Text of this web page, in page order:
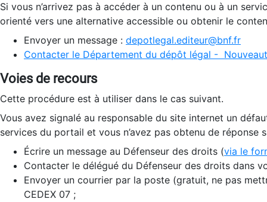
Si vous n’arrivez pas à accéder à un contenu ou à un
orienté vers une alternative accessible ou obtenir le
Envoyer un message : depotlegal.editeur@bnf.fr
Contacter le Département du dépôt légal -
Voies de recours
Cette procédure est à utiliser dans le cas suivant.
Vous avez signalé au responsable du site internet un
services du portail et vous n’avez pas obtenu de réponse
Écrire un message au Défenseur des droits (via le
Contacter le délégué du Défenseur des droits dans
Envoyer un courrier par la poste (gratuit, ne pas
CEDEX 07 ;